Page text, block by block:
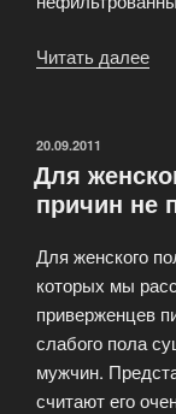
Читать далее
ОПУБЛИКОВАНО
20.09.2011
Для
причин не
Для женского
которых мы
приверженцев
слабого пола
мужчин.
считают его